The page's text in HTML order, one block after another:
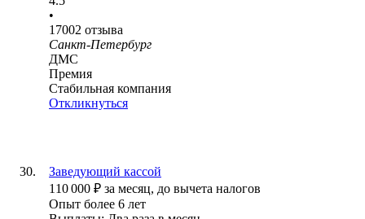
•
17002 отзыва
Санкт-Петербург
ДМС
Премия
Стабильная компания
Откликнуться
Заведующий кассой
110 000 ₽ за месяц, до вычета налогов
Опыт более 6 лет